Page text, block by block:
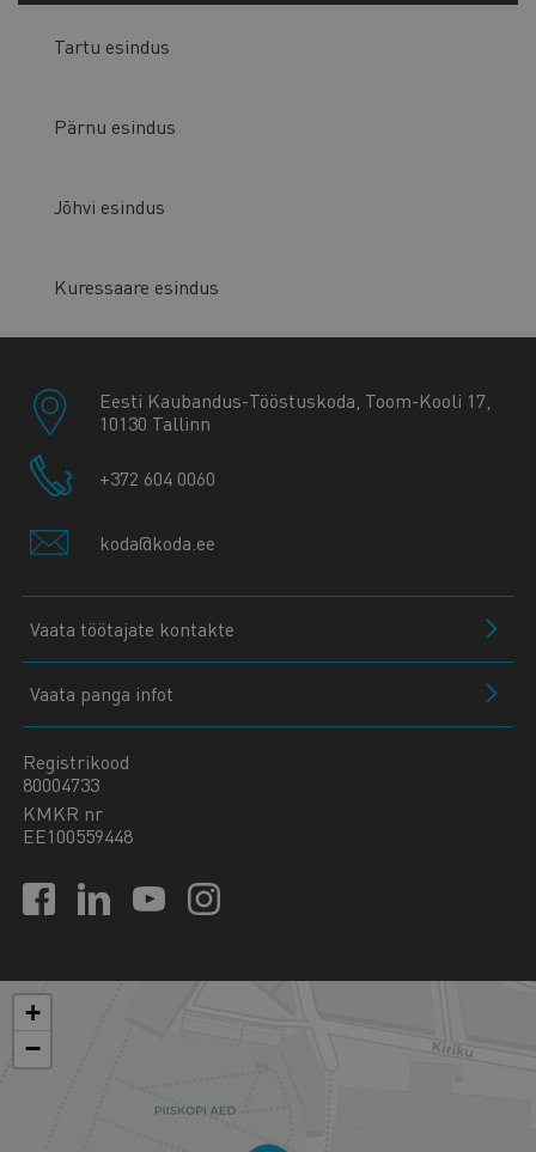
Tartu esindus
Pärnu esindus
Jõhvi esindus
Kuressaare esindus
Eesti Kaubandus-Tööstuskoda, Toom-Kooli 17,
10130 Tallinn
+372 604 0060
koda@koda.ee
Vaata töötajate kontakte
Vaata panga infot
Registrikood
80004733
KMKR nr
EE100559448
+
−